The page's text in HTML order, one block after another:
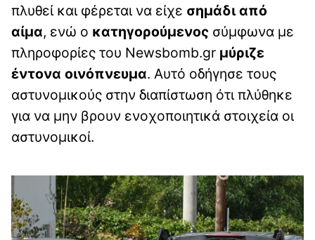
πλυθεί και φέρεται να είχε σημάδι από
αίμα, ενώ ο κατηγορούμενος σύμφωνα με
πληροφορίες του Newsbomb.gr μύριζε
έντονα οινόπνευμα. Αυτό οδήγησε τους
αστυνομικούς στην διαπίστωση ότι πλύθηκε
για να μην βρουν ενοχοποιητικά στοιχεία οι
αστυνομικοί.